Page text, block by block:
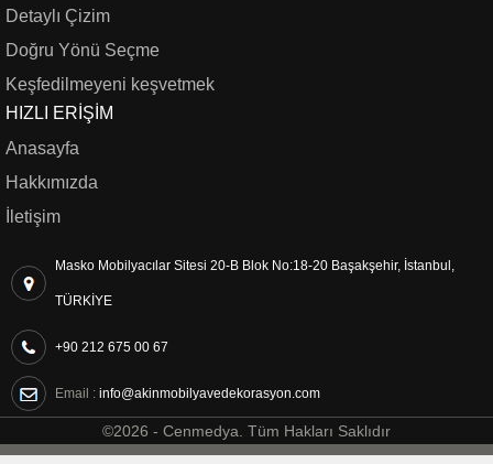
Detaylı Çizim
Doğru Yönü Seçme
Keşfedilmeyeni keşvetmek
HIZLI ERIŞIM
Anasayfa
Hakkımızda
İletişim
Masko Mobilyacılar Sitesi 20-B Blok No:18-20 Başakşehir, İstanbul,
TÜRKİYE
+90 212 675 00 67
Email : info@akinmobilyavedekorasyon.com
©2026 - Cenmedya . Tüm Hakları Saklıdır